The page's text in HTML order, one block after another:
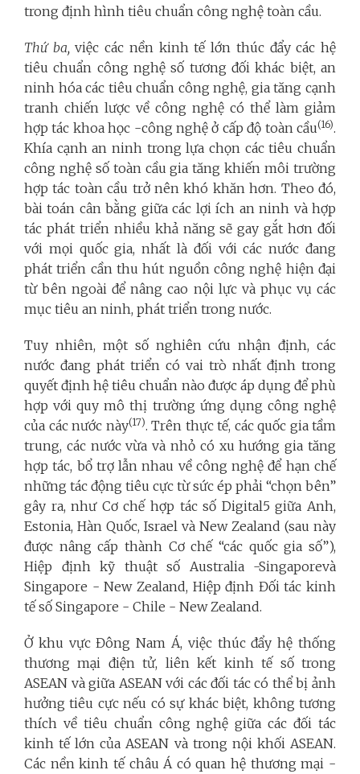
trong định hình tiêu chuẩn công nghệ toàn cầu.
Thứ ba,việc các nền kinh tế lớn thúc đẩy các hệ
tiêu chuẩn công nghệ số tương đối khác biệt, an
ninh hóa các tiêu chuẩn công nghệ, gia tăng cạnh
tranh chiến lược về công nghệ có thể làm giảm
hợp tác khoa học -công nghệ ở cấp độ toàn cầu(16).
Khía cạnh an ninh trong lựa chọn các tiêu chuẩn
công nghệ số toàn cầu gia tăng khiến môi trường
hợp tác toàn cầu trở nên khó khăn hơn. Theo đó,
bài toán cân bằng giữa các lợi ích an ninh và hợp
tác phát triển nhiều khả năng sẽ gay gắt hơn đối
với mọi quốc gia, nhất là đối với các nước đang
phát triển cần thu hút nguồn công nghệ hiện đại
từ bên ngoài để nâng cao nội lực và phục vụ các
mục tiêu an ninh, phát triển trong nước.
Tuy nhiên, một số nghiên cứu nhận định, các
nước đang phát triển có vai trò nhất định trong
quyết định hệ tiêu chuẩn nào được áp dụng để phù
hợp với quy mô thị trường ứng dụng công nghệ
của các nước này(17). Trên thực tế, các quốc gia tầm
trung, các nước vừa và nhỏ có xu hướng gia tăng
hợp tác, bổ trợ lẫn nhau về công nghệ để hạn chế
những tác động tiêu cực từ sức ép phải “chọn bên”
gây ra, như Cơ chế hợp tác số Digital5 giữa Anh,
Estonia, Hàn Quốc, Israel và New Zealand (sau này
được nâng cấp thành Cơ chế “các quốc gia số”),
Hiệp định kỹ thuật số Australia -Singaporevà
Singapore - New Zealand, Hiệp định Đối tác kinh
tế số Singapore - Chile - New Zealand.
Ở khu vực Đông Nam Á, việc thúc đẩy hệ thống
thương mại điện tử, liên kết kinh tế số trong
ASEAN và giữa ASEAN với các đối tác có thể bị ảnh
hưởng tiêu cực nếu có sự khác biệt, không tương
thích về tiêu chuẩn công nghệ giữa các đối tác
kinh tế lớn của ASEAN và trong nội khối ASEAN.
Các nền kinh tế châu Á có quan hệ thương mại -